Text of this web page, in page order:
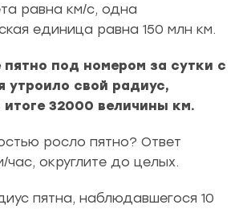
равна км/с, одна
единица равна 150 млн км.
пятно под номером за сутки с
утроило свой радиус,
32000 величины км.
росло пятно? Ответ
час, округлите до целых.
пятна, наблюдавшегося 10